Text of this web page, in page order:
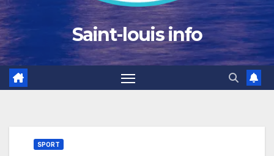
Saint-louis info
SPORT